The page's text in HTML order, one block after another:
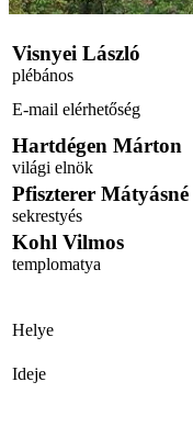
Visnyei László
plébános
E-mail elérhetőség
Hartdégen Márton
világi elnök
Pfiszterer Mátyásné
sekrestyés
Kohl Vilmos
templomatya
Helye
Ideje